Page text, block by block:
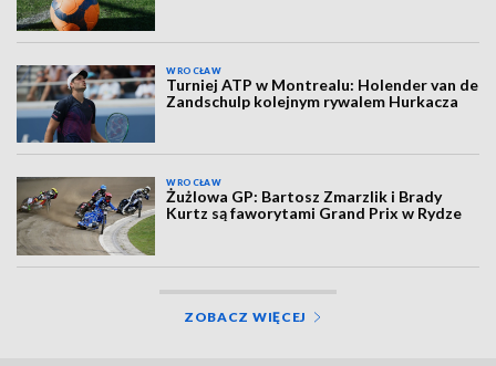
WROCŁAW
Turniej ATP w Montrealu: Holender van de
Zandschulp kolejnym rywalem Hurkacza
WROCŁAW
Żużlowa GP: Bartosz Zmarzlik i Brady
Kurtz są faworytami Grand Prix w Rydze
ZOBACZ WIĘCEJ